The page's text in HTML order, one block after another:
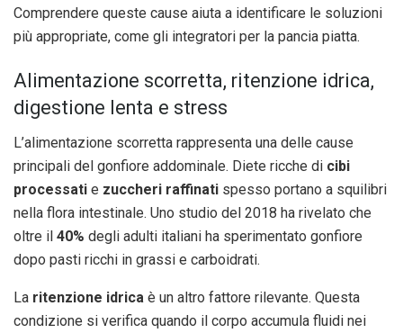
Comprendere queste cause aiuta a identificare le soluzioni
più appropriate, come gli integratori per la pancia piatta.
Alimentazione scorretta, ritenzione idrica,
digestione lenta e stress
L’alimentazione scorretta rappresenta una delle cause
principali del gonfiore addominale. Diete ricche di cibi
processati e zuccheri raffinati spesso portano a squilibri
nella flora intestinale. Uno studio del 2018 ha rivelato che
oltre il 40% degli adulti italiani ha sperimentato gonfiore
dopo pasti ricchi in grassi e carboidrati.
La ritenzione idrica è un altro fattore rilevante. Questa
condizione si verifica quando il corpo accumula fluidi nei